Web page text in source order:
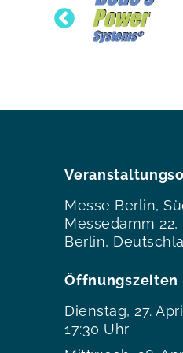
Messe Berlin,
Messedamm 22,
Berlin,
Öffnungszeiten
Dienstag, 27.
17:30 Uhr